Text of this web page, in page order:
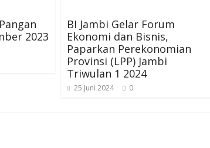
2023
BI Jambi Gelar Forum
Ekonomi dan Bisnis,
Paparkan Perekonomian
Provinsi (LPP) Jambi
Triwulan 1 2024
25 Juni 2024 0